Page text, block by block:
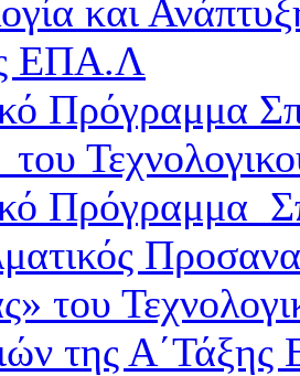
και
ΕΠΑ.Λ
Πρόγραμμα
του
Πρόγραμμα
του
της